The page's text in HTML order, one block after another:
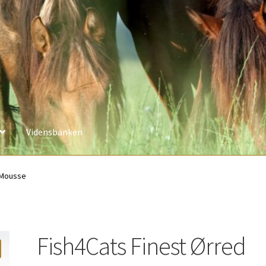
Vidensbanken
Fish4Cats Finest Ørred